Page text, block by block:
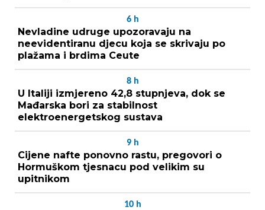
6 h
Nevladine udruge upozoravaju na
neevidentiranu djecu koja se skrivaju po
plažama i brdima Ceute
8 h
U Italiji izmjereno 42,8 stupnjeva, dok se
Mađarska bori za stabilnost
elektroenergetskog sustava
9 h
Cijene nafte ponovno rastu, pregovori o
Hormuškom tjesnacu pod velikim su
upitnikom
10 h